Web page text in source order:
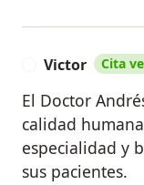
Victor Cita
El Doctor
calidad
especialidad y
sus pacientes.